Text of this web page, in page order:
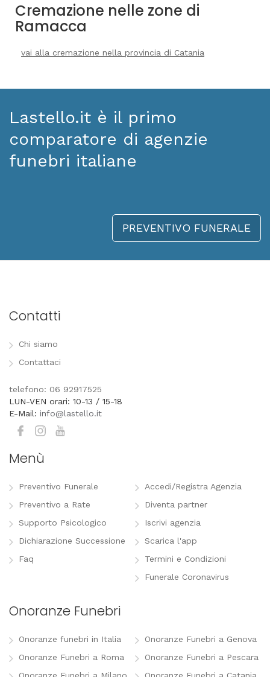
Cremazione nelle zone di
Ramacca
vai alla cremazione nella provincia di Catania
Lastello.it è il primo
comparatore di agenzie
funebri italiane
PREVENTIVO FUNERALE
Contatti
Chi siamo
Contattaci
telefono: 06 92917525
LUN-VEN orari: 10-13 / 15-18
E-Mail: info@lastello.it
Menù
Preventivo Funerale
Preventivo a Rate
Supporto Psicologico
Dichiarazione Successione
Faq
Accedi/Registra Agenzia
Diventa partner
Iscrivi agenzia
Scarica l'app
Termini e Condizioni
Funerale Coronavirus
Onoranze Funebri
Onoranze funebri in Italia
Onoranze Funebri a Roma
Onoranze Funebri a Genova
Onoranze Funebri a Pescara